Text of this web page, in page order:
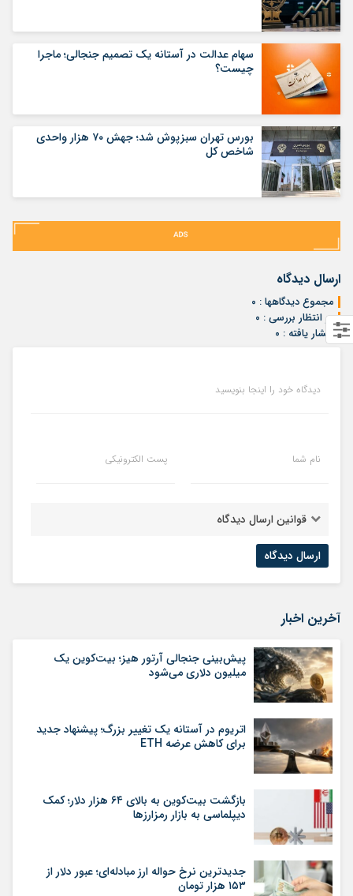
سهام عدالت در آستانه یک تصمیم جنجالی؛ ماجرا
چیست؟
بورس تهران سبزپوش شد؛ جهش ۷۰ هزار واحدی
شاخص کل
ارسال دیدگاه
مجموع دیدگاهها : ۰
در انتظار بررسی : ۰
انتشار یافته : ۰
دیدگاه خود را اینجا بنویسید
نام شما پست الکترونیکی
قوانین ارسال دیدگاه
آخرین اخبار
پیش‌بینی جنجالی آرتور هیز؛ بیت‌کوین یک
میلیون دلاری می‌شود
اتریوم در آستانه یک تغییر بزرگ؛ پیشنهاد جدید
برای کاهش عرضه ETH
بازگشت بیت‌کوین به بالای ۶۴ هزار دلار؛ کمک
دیپلماسی به بازار رمزارزها
جدیدترین نرخ حواله ارز مبادله‌ای؛ عبور دلار از
۱۵۳ هزار تومان